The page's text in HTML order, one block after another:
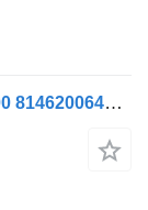
Crémaillère de direction MAN RBL-C-500 81462006453 pour camion MAN TGA, TGS